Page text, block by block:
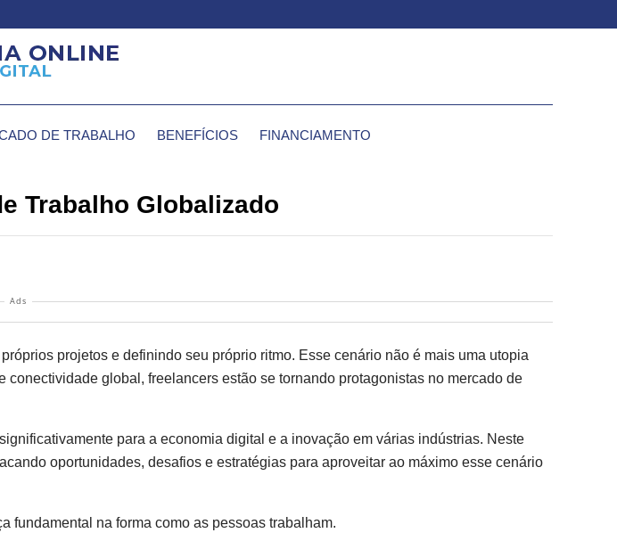
DE TRABALHO BENEFÍCIOS FINANCIAMENTO
Trabalho Globalizado
Ads
projetos e definindo seu próprio ritmo. Esse cenário não é mais uma utopia
global, freelancers estão se tornando protagonistas no mercado de
para a economia digital e a inovação em várias indústrias. Neste
oportunidades, desafios e estratégias para aproveitar ao máximo esse cenário
fundamental na forma como as pessoas trabalham.